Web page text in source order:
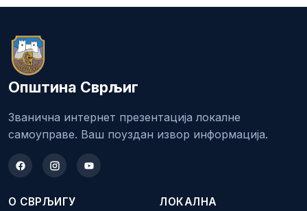
Општина Сврљиг
Званична интернет презентација локалне
самоуправе. Ваш поуздан извор информација.
О СВРЉИГУ
ЛОКАЛНА